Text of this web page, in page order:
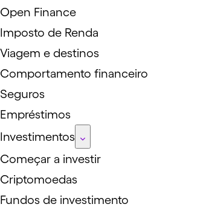
Open Finance
Imposto de Renda
Viagem e destinos
Comportamento financeiro
Seguros
Empréstimos
Investimentos
Começar a investir
Criptomoedas
Fundos de investimento